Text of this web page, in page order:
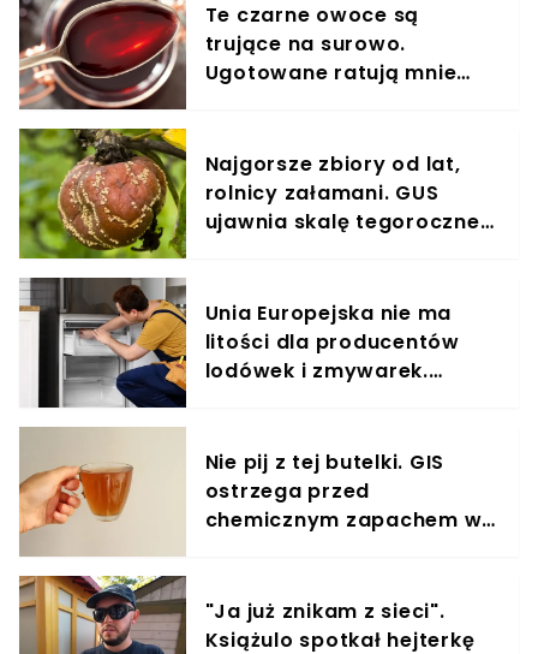
Te czarne owoce są
trujące na surowo.
Ugotowane ratują mnie
Najgorsze zbiory od lat,
rolnicy załamani. GUS
ujawnia skalę tegorocznej
Unia Europejska nie ma
litości dla producentów
lodówek i zmywarek.
Nie pij z tej butelki. GIS
ostrzega przed
chemicznym zapachem w
"Ja już znikam z sieci".
Książulo spotkał hejterkę